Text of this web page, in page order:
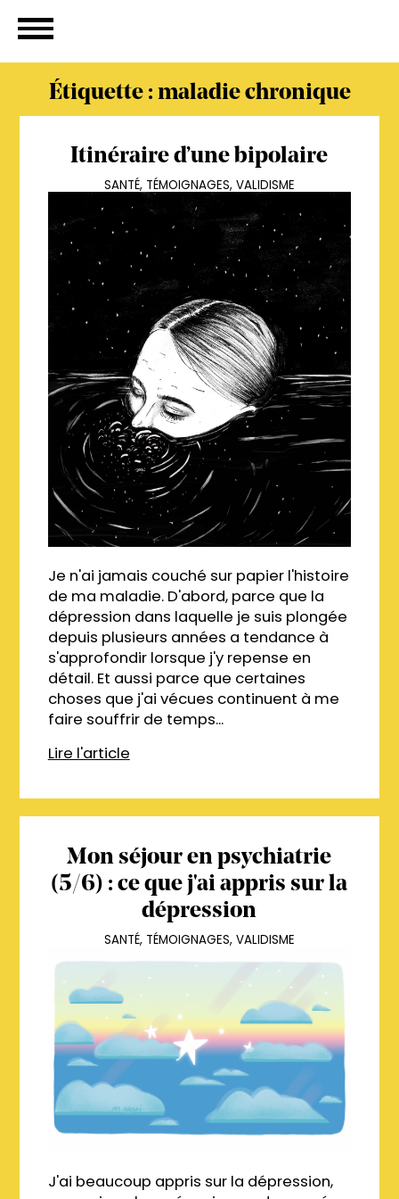
Étiquette : maladie chronique
Itinéraire d’une bipolaire
SANTÉ, TÉMOIGNAGES, VALIDISME
Je n'ai jamais couché sur papier l'histoire
de ma maladie. D'abord, parce que la
dépression dans laquelle je suis plongée
depuis plusieurs années a tendance à
s'approfondir lorsque j'y repense en
détail. Et aussi parce que certaines
choses que j'ai vécues continuent à me
faire souffrir de temps...
Lire l'article
Mon séjour en psychiatrie
(5/6) : ce que j'ai appris sur la
dépression
SANTÉ, TÉMOIGNAGES, VALIDISME
J'ai beaucoup appris sur la dépression,